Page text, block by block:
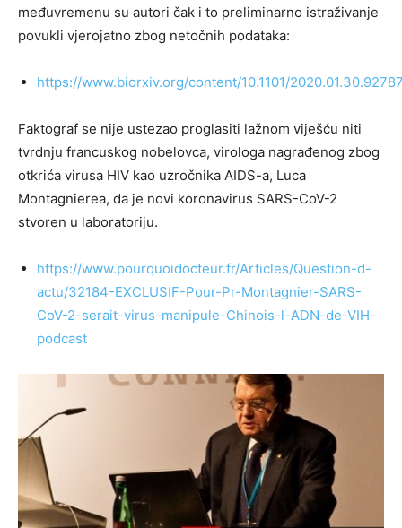
međuvremenu su autori čak i to preliminarno istraživanje
povukli vjerojatno zbog netočnih podataka:
https://www.biorxiv.org/content/10.1101/
Faktograf se nije ustezao proglasiti lažnom viješću niti
tvrdnju francuskog nobelovca, virologa nagrađenog zbog
otkrića virusa HIV kao uzročnika AIDS-a, Luca
Montagnierea, da je novi koronavirus SARS-CoV-2
stvoren u laboratoriju.
https://www.pourquoidocteur.fr/Articles/Question-d-
actu/32184-EXCLUSIF-Pour-Pr-Montagnier-SARS-
CoV-2-serait-virus-manipule-Chinois-l-ADN-de-VIH-
podcast